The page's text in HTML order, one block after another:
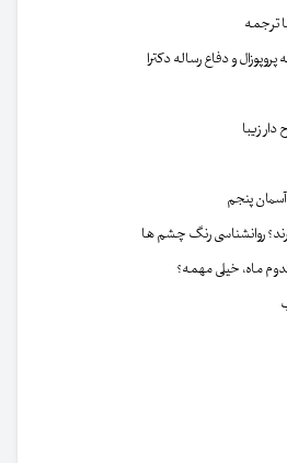
ترجمه
پروپوزال و دفاع رساله دکترا
زیبا
پنجم
روانشناسی رنگ چشم ها
ماه، خیلی مهمه؟